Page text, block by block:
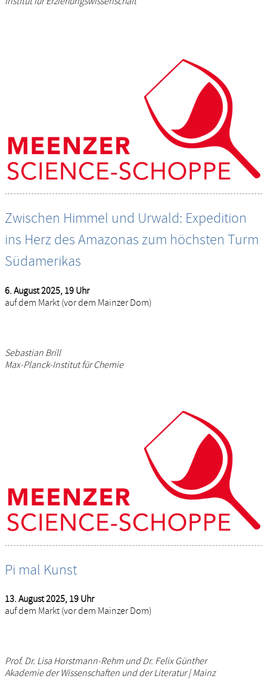
Zwischen Himmel und Urwald: Expedition
ins Herz des Amazonas zum höchsten Turm
Südamerikas
6. August 2025, 19 Uhr
auf dem Markt (vor dem Mainzer Dom)
Sebastian Brill
Max-Planck-Institut für Chemie
Pi mal Kunst
13. August 2025, 19 Uhr
auf dem Markt (vor dem Mainzer Dom)
Prof. Dr. Lisa Horstmann-Rehm und Dr. Felix Günther
Akademie der Wissenschaften und der Literatur | Mainz